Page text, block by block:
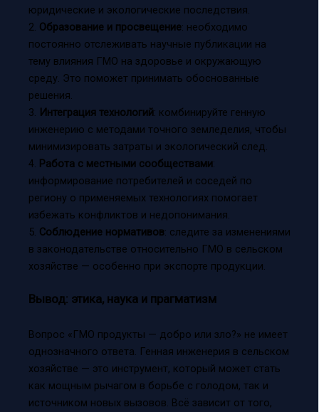
юридические и экологические последствия.
2. Образование и просвещение: необходимо
постоянно отслеживать научные публикации на
тему влияния ГМО на здоровье и окружающую
среду. Это поможет принимать обоснованные
решения.
3. Интеграция технологий: комбинируйте генную
инженерию с методами точного земледелия, чтобы
минимизировать затраты и экологический след.
4. Работа с местными сообществами:
информирование потребителей и соседей по
региону о применяемых технологиях помогает
избежать конфликтов и недопонимания.
5. Соблюдение нормативов: следите за изменениями
в законодательстве относительно ГМО в сельском
хозяйстве — особенно при экспорте продукции.
Вывод: этика, наука и прагматизм
Вопрос «ГМО продукты — добро или зло?» не имеет
однозначного ответа. Генная инженерия в сельском
хозяйстве — это инструмент, который может стать
как мощным рычагом в борьбе с голодом, так и
источником новых вызовов. Всё зависит от того,